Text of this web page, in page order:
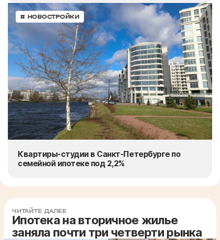
# НОВОСТРОЙКИ
Квартиры-студии в Санкт-Петербурге по
семейной ипотеке под 2,2%
ЧИТАЙТЕ ДАЛЕЕ
Ипотека на вторичное жилье
заняла почти три четверти рынка